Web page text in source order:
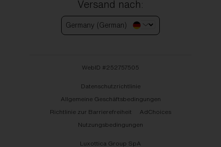
Versand nach:
Germany (German)
WebID #252757505
Datenschutzrichtlinie
Allgemeine Geschäftsbedingungen
Richtlinie zur Barrierefreiheit
AdChoices
Nutzungsbedingungen
Luxottica Group SpA